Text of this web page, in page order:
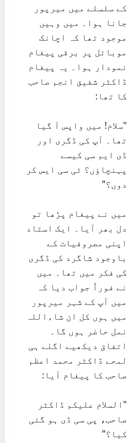
کے سلسلے میں میرپور
جانا ہوا۔ میں وہیں
موجود تھا کہ اچانک
موبائل پر برقی پیغام
نمودار ہوا۔ یہ پیغام
ڈاکٹر شفیق انجم صاحب
کا تھا:
"سلام! میں واپس آ گیا
تھا۔ آپ کی ڈگری اور
ڈی ایم سی کیسے
پہنچاؤں؟ ٹی سی ایس کر
دوں؟”
میں نے پیغام پڑھا تو
دل بھر آیا۔ ایک استاد
اپنی مصروفیات کے
باوجود شاگرد کی ڈگری
کی فکر میں تھا۔ میں
نے فوراً جواب دیا کہ
میں آپ کے شہر میرپور
میں ہوں کل ان شاءاللہ
نمل حاضر ہوں گا۔
اتفاق دیکھیے اگلے ہی
لمحے ڈاکٹر محمد اعظم
صاحب کا پیغام آیا:
"السلام علیکم ڈاکٹر
صاحب، پی سی ڈی ہو گئی
کیا؟”